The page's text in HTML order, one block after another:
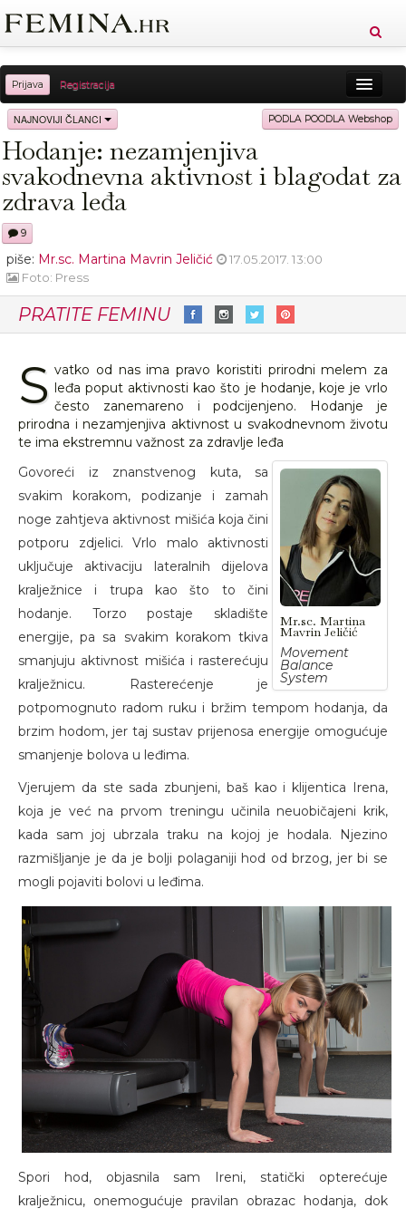
Prijava Registracija
Sreća Zdravlje Vitkost
Moda Ljubav Relax Putovanja
Proizvodi
NAJNOVIJI ČLANCI PODLA POODLA Webshop
Hodanje: nezamjenjiva
svakodnevna aktivnost i blagodat za
zdrava leđa
9
piše: Mr.sc. Martina Mavrin Jeličić
17.05.2017. 13:00
Foto: Press
PRATITE FEMINU
S vatko od nas ima pravo koristiti prirodni melem za
leđa poput aktivnosti kao što je hodanje, koje je vrlo
često zanemareno i podcijenjeno. Hodanje je
prirodna i nezamjenjiva aktivnost u svakodnevnom životu
te ima ekstremnu važnost za zdravlje leđa
Mr.sc. Martina
Mavrin Jeličić
Movement
Balance
System
Govoreći iz znanstvenog kuta, sa
svakim korakom, podizanje i zamah
noge zahtjeva aktivnost mišića koja čini
potporu zdjelici. Vrlo malo aktivnosti
uključuje aktivaciju lateralnih dijelova
kralježnice i trupa kao što to čini
hodanje. Torzo postaje skladište
energije, pa sa svakim korakom tkiva
smanjuju aktivnost mišića i rasterećuju
kralježnicu. Rasterećenje je
potpomognuto radom ruku i bržim tempom hodanja, da
brzim hodom, jer taj sustav prijenosa energije omogućuje
smanjenje bolova u leđima.
Vjerujem da ste sada zbunjeni, baš kao i klijentica Irena,
koja je već na prvom treningu učinila neuobičajeni krik,
kada sam joj ubrzala traku na kojoj je hodala. Njezino
razmišljanje je da je bolji polaganiji hod od brzog, jer bi se
mogli pojaviti bolovi u leđima.
Spori hod, objasnila sam Ireni, statički opterećuje
kralježnicu, onemogućuje pravilan obrazac hodanja, dok